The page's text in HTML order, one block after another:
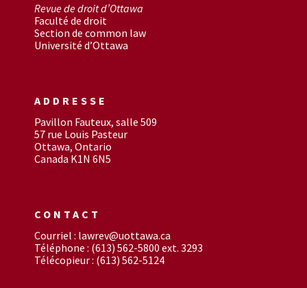
Revue de droit d’Ottawa
Faculté de droit
Section de common law
Université d’Ottawa
ADDRESSE
Pavillon Fauteux, salle 509
57 rue Louis Pasteur
Ottawa, Ontario
Canada K1N 6N5
CONTACT
Courriel : lawrev@uottawa.ca
Téléphone : (613) 562-5800 ext. 3293
Télécopieur : (613) 562-5124